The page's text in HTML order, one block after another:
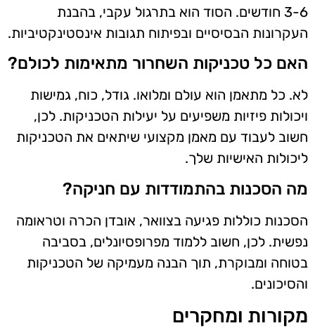
3-6 חודשים. הסוד הוא בתרגול עקבי, בהבנת
העקרונות הבסיסיים ובפיתוח תגובות אינסטינקטיביות.
האם כל טכניקות השחרור מתאימות לכולם?
לא. כל מתאמן הוא עולם ומלואו. גודל, כוח, גמישות
ויכולות פיזיות משפיעים על יעילות הטכניקות. לכן,
חשוב לעבוד עם מאמן מקצועי שיתאים את הטכניקות
ליכולות האישיות שלך.
מה הסכנות בהתמודדות עם חניקה?
הסכנות כוללות פגיעה בצוואר, אובדן הכרה וטראומה
נפשית. לכן, חשוב ללמוד מפרופסיונלים, בסביבה
בטוחה ומבוקרת, תוך הבנה מעמיקה של הטכניקות
והסיכונים.
מקורות ומחקרים